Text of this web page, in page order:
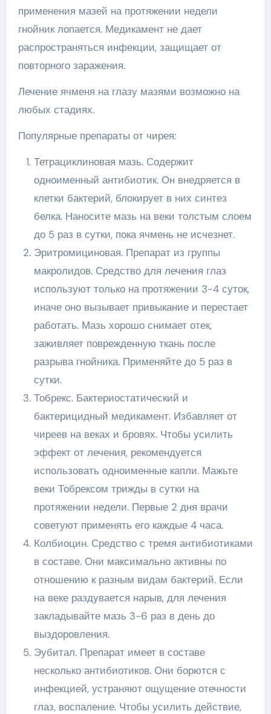
применения мазей на протяжении недели
гнойник лопается. Медикамент не дает
распространяться инфекции, защищает от
повторного заражения.
Лечение ячменя на глазу мазями возможно на
любых стадиях.
Популярные препараты от чирея:
Тетрациклиновая мазь. Содержит
одноименный антибиотик. Он внедряется в
клетки бактерий, блокирует в них синтез
белка. Наносите мазь на веки толстым слоем
до 5 раз в сутки, пока ячмень не исчезнет.
Эритромициновая. Препарат из группы
макролидов. Средство для лечения глаз
используют только на протяжении 3-4 суток,
иначе оно вызывает привыкание и перестает
работать. Мазь хорошо снимает отек,
заживляет поврежденную ткань после
разрыва гнойника. Применяйте до 5 раз в
сутки.
Тобрекс. Бактериостатический и
бактерицидный медикамент. Избавляет от
чиреев на веках и бровях. Чтобы усилить
эффект от лечения, рекомендуется
использовать одноименные капли. Мажьте
веки Тобрексом трижды в сутки на
протяжении недели. Первые 2 дня врачи
советуют применять его каждые 4 часа.
Колбиоцин. Средство с тремя антибиотиками
в составе. Они максимально активны по
отношению к разным видам бактерий. Если
на веке раздувается нарыв, для лечения
закладывайте мазь 3-6 раз в день до
выздоровления.
Эубитал. Препарат имеет в составе
несколько антибиотиков. Они борются с
инфекцией, устраняют ощущение отечности
глаз, воспаление. Чтобы усилить действие,